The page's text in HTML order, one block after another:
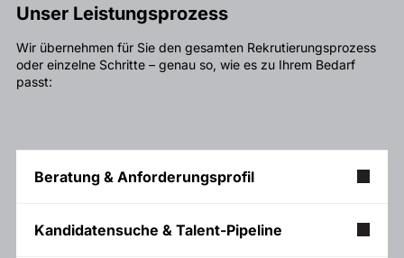
Unser Leistungsprozess
Wir übernehmen für Sie den gesamten Rekrutierungsprozess
oder einzelne Schritte – genau so, wie es zu Ihrem Bedarf
passt:
Beratung & Anforderungsprofil
Kandidatensuche & Talent-Pipeline